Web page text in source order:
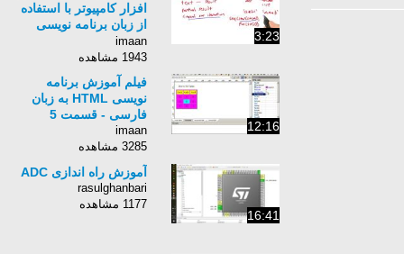
3:23
افزار کامپیوتر با استفاده
از زبان برنامه نویسی
زبان انگلیسی - بخش 157
imaan
1943 مشاهده
12:16
فیلم آموزش برنامه
نویسی HTML به زبان
فارسی - قسمت 5
imaan
3285 مشاهده
16:41
آموزش راه اندازی ADC
rasulghanbari
1177 مشاهده